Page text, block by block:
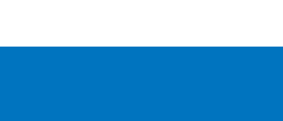
ビ